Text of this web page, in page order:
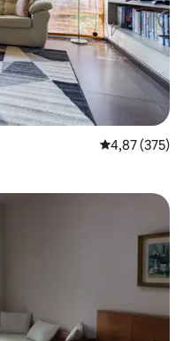
5 üzerinden
4,87 (375)